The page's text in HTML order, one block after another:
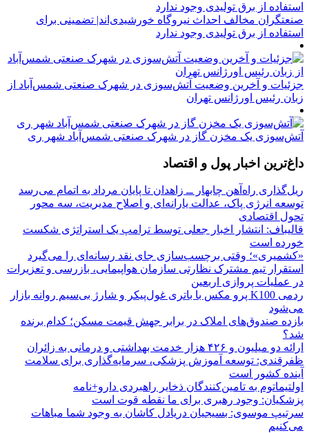
صنعتگران مخالف احداث نیروگاه خورشیدی‌اند| تضمینی برای
استفاده از برق تولیدی وجود ندارد
جزئیات و آخرین وضعیت آتش‌سوزی در شهرک صنعتی شمس‌آباد از
زبان رئیس اورژانس تهران
آتش‌سوزی یک مخزن گاز در شهرک صنعتی شمس‌آباد شهر ری
داغ‌ترین اخبار پول و اقتصاد
ریل‌گذاری راه‌آهن چابهار ــ زاهدان تا پایان مرداد به اتمام می‌رسد
توسعه انرژی پاک، عدالت یارانه‌ای و اصلاح مدیریت، سه محور
تحول اقتصادی
قالیباف: انتشار اخبار جعلی توسط ترامپ یک استراتژی شکست
خورده است
«کشمیری»؛ وقتی برچسب‌سازی جای نقد رسانه‌ای را می‌گیرد
استقرار تیم مشترک نظارتی سازمان هواپیمایی، بازرسی و تعزیرات
در عملیات پروازی اربعین
ردمی K100 پرو مکس با باتری غول‌پیکر و شارژ بی‌سیم روانه بازار
می‌شود
بازده صندوق‌های املاک در برابر جهش قیمت مسکن؛ کدام برنده
شد؟
ارائه دو میلیون و ۴۲۶ هزار خدمت بهداشتی و درمانی به زائران
ظفرقندی: توسعه آموزش پزشکی، سرمایه‌گذاری برای سلامت
آینده کشور است
اولتیماتوم به تامین‌کنندگان ذخایر راهبردی دارو+نامه
پزشکیان: وجود رهبری برای ما نقطه قوت است
سرتیپ موسوی: بسیجیان دریادل کاشان به وجود شما مباهات
می‌کنیم